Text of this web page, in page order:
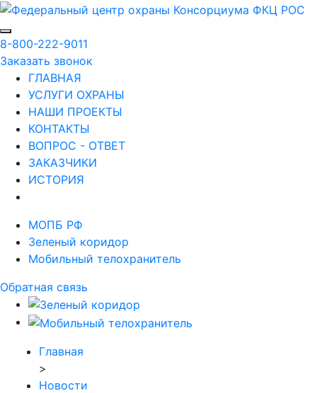
8-800-222-9011
Заказать звонок
ГЛАВНАЯ
УСЛУГИ ОХРАНЫ
НАШИ ПРОЕКТЫ
КОНТАКТЫ
ВОПРОС - ОТВЕТ
ЗАКАЗЧИКИ
ИСТОРИЯ
МОПБ РФ
Зеленый коридор
Мобильный телохранитель
Обратная связь
Главная
>
Новости